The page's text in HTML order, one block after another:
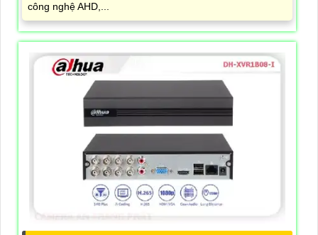
công nghệ AHD,...